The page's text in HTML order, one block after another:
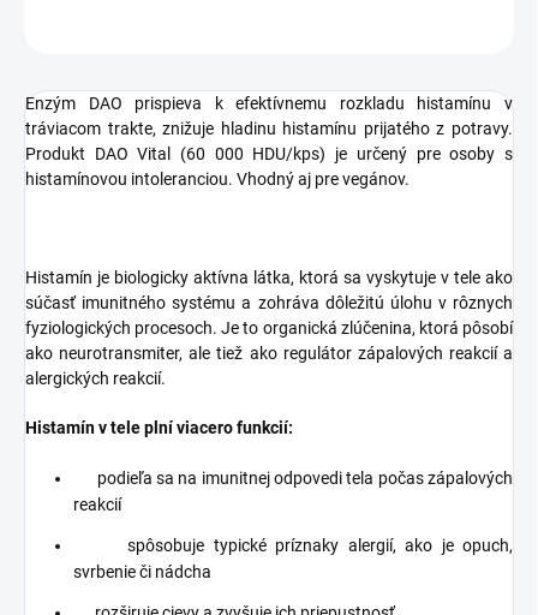
Enzým DAO prispieva k efektívnemu rozkladu histamínu v
tráviacom trakte, znižuje hladinu histamínu prijatého z potravy.
Produkt DAO Vital (60 000 HDU/kps) je určený pre osoby s
histamínovou intoleranciou. Vhodný aj pre vegánov.
Histamín je biologicky aktívna látka, ktorá sa vyskytuje v tele ako
súčasť imunitného systému a zohráva dôležitú úlohu v rôznych
fyziologických procesoch. Je to organická zlúčenina, ktorá pôsobí
ako neurotransmiter, ale tiež ako regulátor zápalových reakcií a
alergických reakcií.
Histamín v tele plní viacero funkcií:
podieľa sa na imunitnej odpovedi tela počas zápalových
reakcií
spôsobuje typické príznaky alergií, ako je opuch,
svrbenie či nádcha